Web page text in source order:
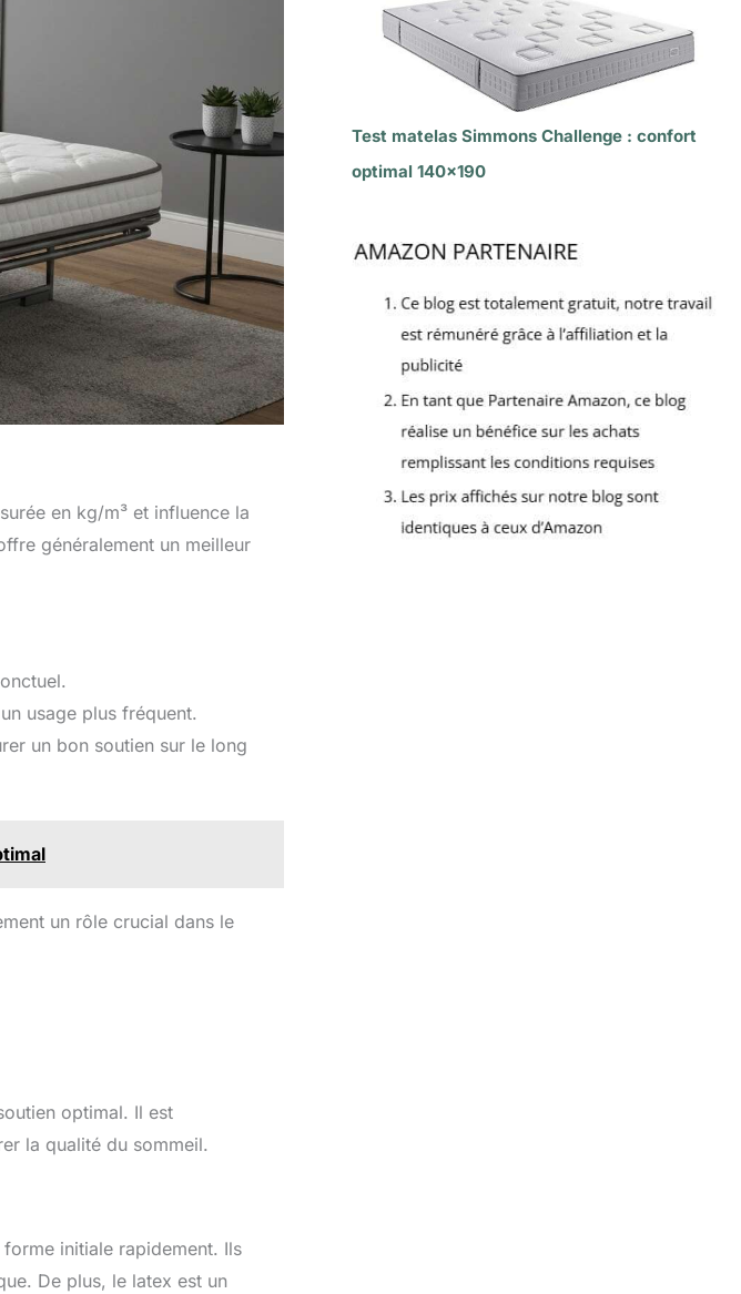
en kg/m³ et influence la
généralement un meilleur
usage plus fréquent.
un bon soutien sur le long
un rôle crucial dans le
optimal. Il est
la qualité du sommeil.
initiale rapidement. Ils
De plus, le latex est un
Test matelas Simmons Challenge : confort
optimal 140×190